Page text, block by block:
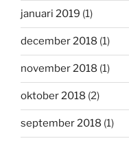
januari 2019 (1)
december 2018 (1)
november 2018 (1)
oktober 2018 (2)
september 2018 (1)